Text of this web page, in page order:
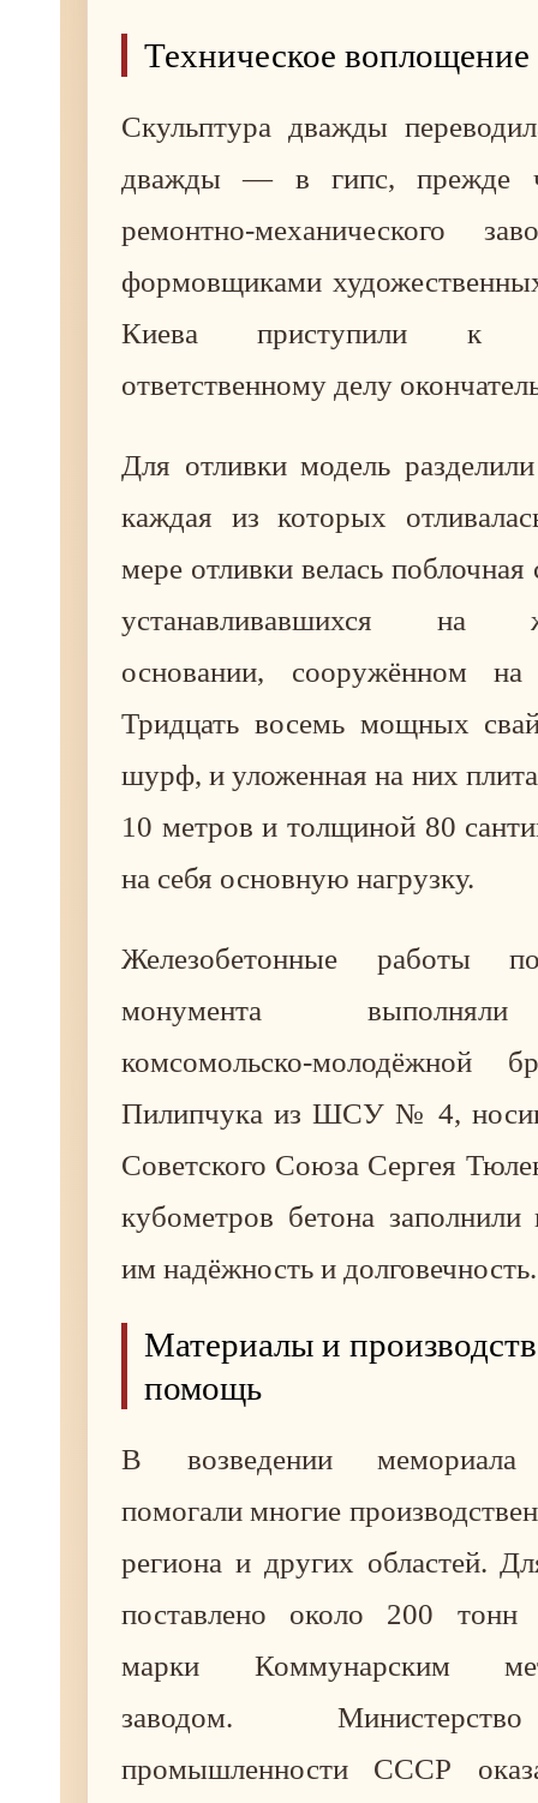
Техническое воплощение
Скульптура дважды
дважды — в гипс, прежде
ремонтно-механического
формовщиками
Киева приступили к
ответственному делу
Для отливки модель
каждая из которых
мере отливки велась
устанавливавшихся на
основании, сооружённом
Тридцать восемь мощных
шурф, и уложенная на них
10 метров и толщиной 80
на себя основную нагрузку.
Железобетонные работы
монумента
комсомольско-
Пилипчука из ШСУ № 4,
Советского Союза Сергея
кубометров бетона
им надёжность и долговечность.
Материалы и
помощь
В возведении мемориала
помогали многие
региона и других областей.
поставлено около 200 тонн
марки Коммунарским
заводом.
промышленности СССР